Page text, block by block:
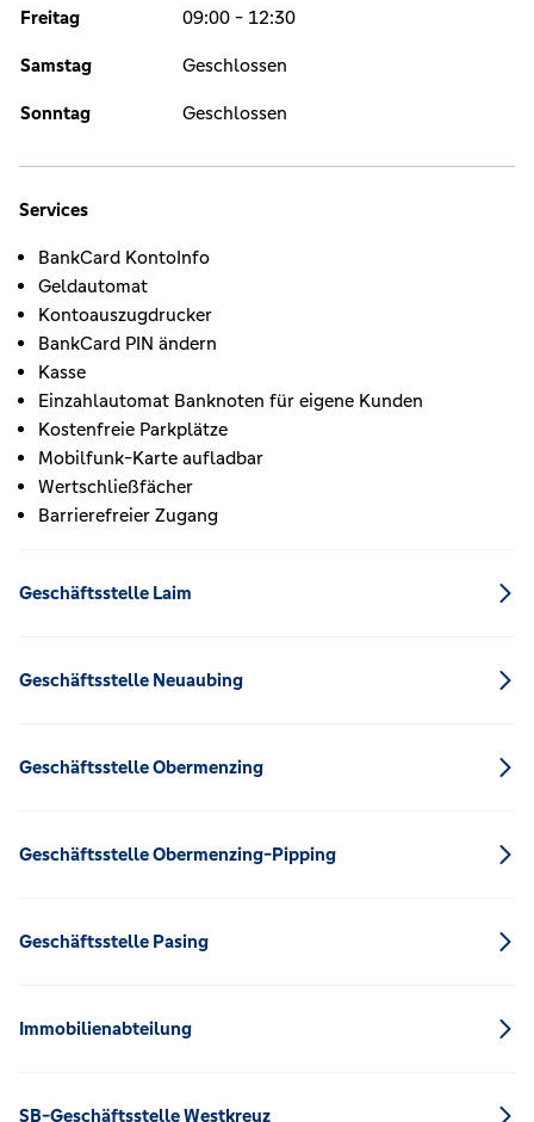
Freitag 09:00 - 12:30
Samstag Geschlossen
Sonntag Geschlossen
Services
BankCard KontoInfo
Geldautomat
Kontoauszugdrucker
BankCard PIN ändern
Kasse
Einzahlautomat Banknoten für eigene Kunden
Kostenfreie Parkplätze
Mobilfunk-Karte aufladbar
Wertschließfächer
Barrierefreier Zugang
Geschäftsstelle Laim
Geschäftsstelle Neuaubing
Geschäftsstelle Obermenzing
Geschäftsstelle Obermenzing-Pipping
Geschäftsstelle Pasing
Immobilienabteilung
SB-Geschäftsstelle Westkreuz